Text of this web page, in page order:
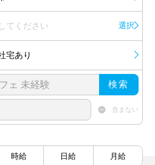
てください 選択
宅あり
検索
含まない
時給 日給 月給